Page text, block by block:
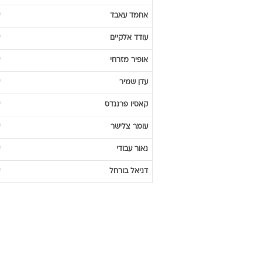
אחמד עאבד
עודד אלקיים
אופיר מזרחי
עדן שמיר
קאסיו פרננדס
עומר צלישר
נאור עבודי
דניאל בורחל